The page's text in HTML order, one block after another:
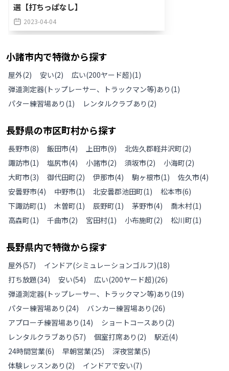
選【打ちっぱなし】
2023-04-04
小諸市内で特徴から探す
屋外(2) 安い(2) 広い(200ヤード超)(1)
弾道測定器(トップレーサー、トラックマン等)あり (1)
パター練習場あり (1) レンタルクラブあり (2)
長野県の市区町村から探す
長野市(8) 飯田市(4) 上田市(9) 北佐久郡軽井沢町(2)
諏訪市(1) 塩尻市(4) 小諸市(2) 須坂市(2) 小海町(2)
大町市(3) 御代田町(2) 伊那市(4) 駒ヶ根市(1) 佐久市(4)
安曇野市(4) 中野市(1) 北安曇郡池田町(1) 松本市(6)
下諏訪町(1) 木曽町(1) 辰野町(1) 茅野市(4) 喬木村(1)
高森町(1) 千曲市(2) 宮田村(1) 小布施町(2) 松川町(1)
長野県内で特徴から探す
屋外(57) インドア(シミュレーションゴルフ)(18)
打ち放題(34) 安い(54) 広い(200ヤード超)(26)
弾道測定器(トップレーサー、トラックマン等)あり (19)
パター練習場あり (24) バンカー練習場あり (26)
アプローチ練習場あり (14) ショートコースあり (2)
レンタルクラブあり (57) 個室打席あり (2) 駅近(4)
24時間営業(6) 早朝営業(25) 深夜営業(5)
体験レッスンあり (2) インドアで安い(7)